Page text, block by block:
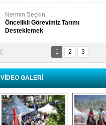
Nermin Seçkin
Öncelikli Görevimiz Tarımı
Desteklemek
Nilüfer Menekli Buzcular
Siz Hiç Kelebeklerin Sesini
Duydunuz Mu?
1 2 3
VİDEO GALERİ